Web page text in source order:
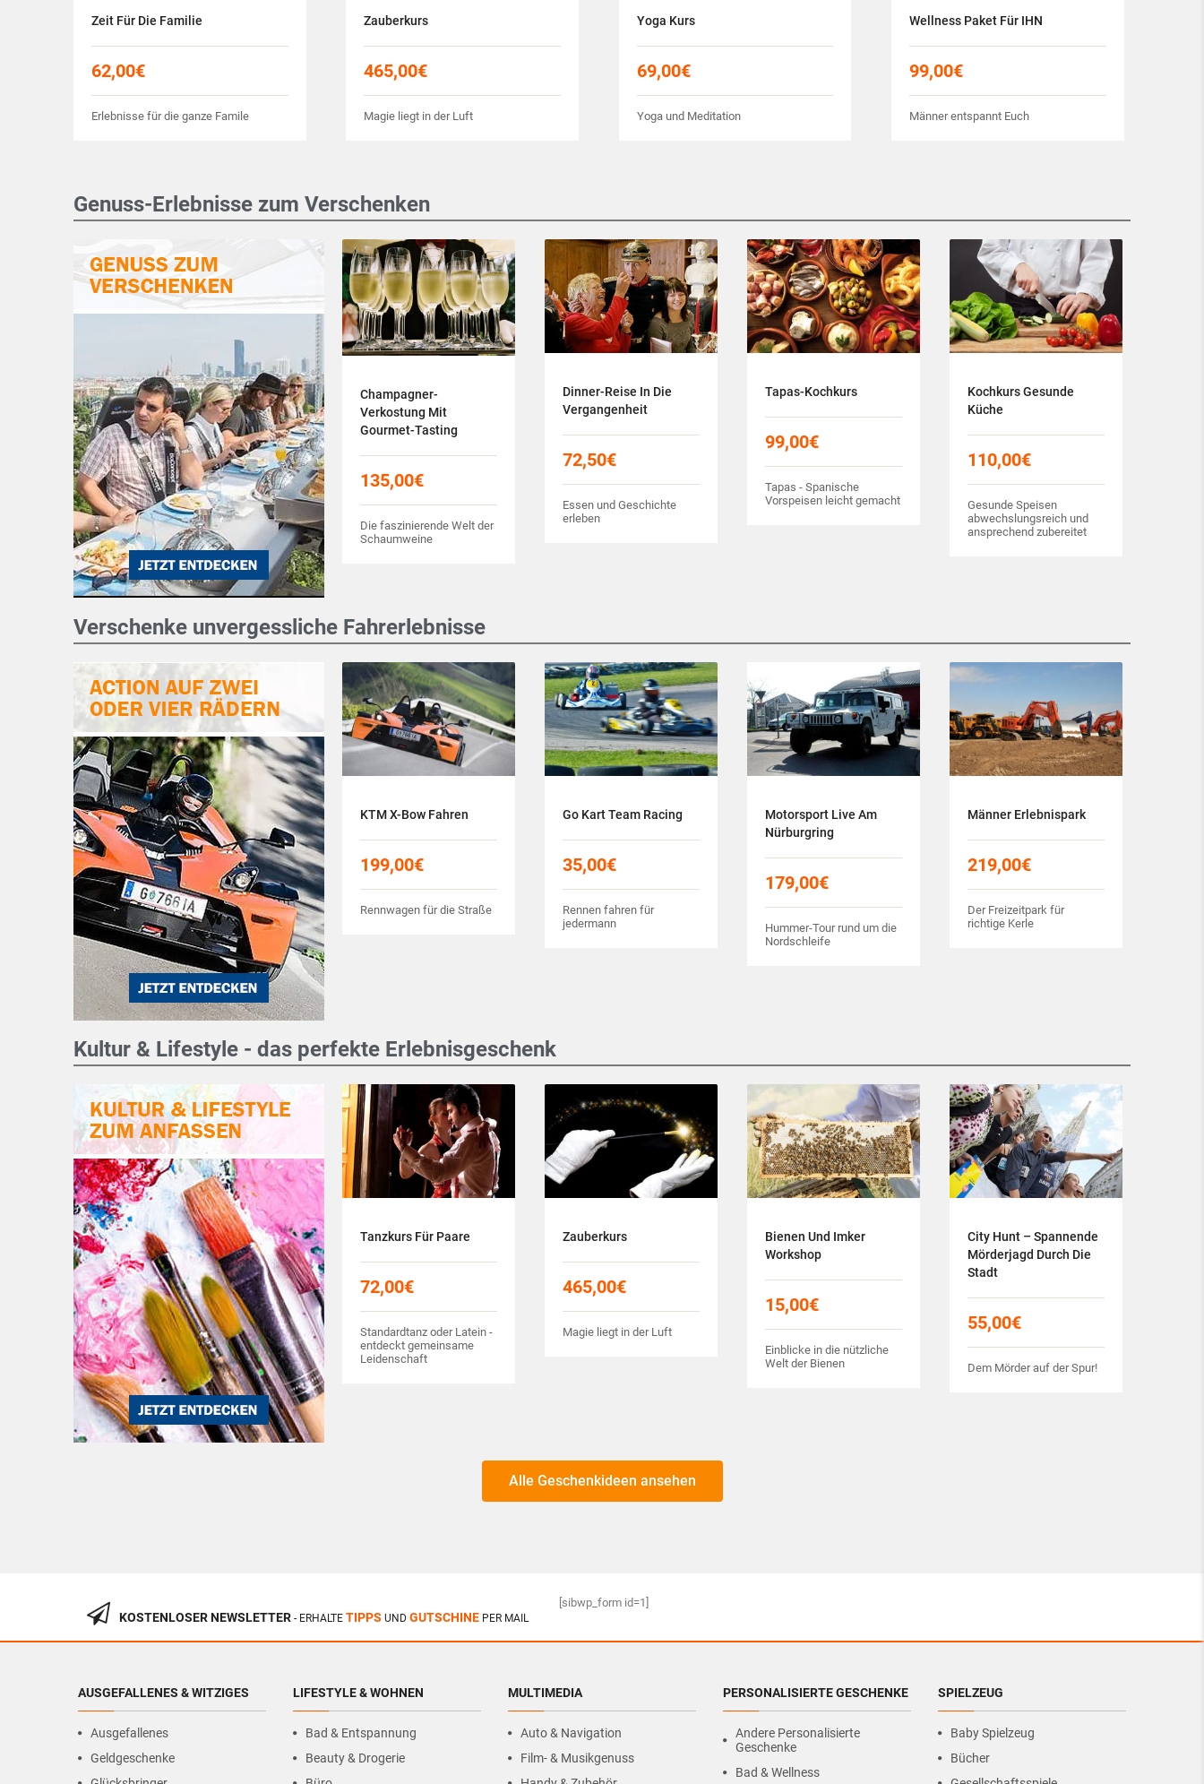
Zeit Für Die Familie
62,00€
Erlebnisse für die ganze Famile
Zauberkurs
465,00€
Magie liegt in der Luft
Yoga Kurs
69,00€
Yoga und Meditation
Wellness Paket Für IHN
99,00€
Männer entspannt Euch
Genuss-Erlebnisse zum Verschenken
Champagner-
Verkostung Mit
Gourmet-Tasting
135,00€
Die faszinierende Welt der
Schaumweine
Dinner-Reise In Die
Vergangenheit
72,50€
Essen und Geschichte
erleben
Tapas-Kochkurs
99,00€
Tapas - Spanische
Vorspeisen leicht gemacht
Kochkurs Gesunde
Küche
110,00€
Gesunde Speisen
abwechslungsreich und
ansprechend zubereitet
Verschenke unvergessliche Fahrerlebnisse
KTM X-Bow Fahren
199,00€
Rennwagen für die Straße
Go Kart Team Racing
35,00€
Rennen fahren für
jedermann
Motorsport Live Am
Nürburgring
179,00€
Hummer-Tour rund um die
Nordschleife
Männer Erlebnispark
219,00€
Der Freizeitpark für
richtige Kerle
Kultur & Lifestyle - das perfekte Erlebnisgeschenk
Tanzkurs Für Paare
72,00€
Standardtanz oder Latein -
entdeckt gemeinsame
Leidenschaft
Zauberkurs
465,00€
Magie liegt in der Luft
Bienen Und Imker
Workshop
15,00€
Einblicke in die nützliche
Welt der Bienen
City Hunt – Spannende
Mörderjagd Durch Die
Stadt
55,00€
Dem Mörder auf der Spur!
Alle Geschenkideen ansehen
KOSTENLOSER NEWSLETTER - ERHALTE TIPPS UND GUTSCHINE PER MAIL
[sibwp_form id=1]
AUSGEFALLENES & WITZIGES
Ausgefallenes
Geldgeschenke
LIFESTYLE & WOHNEN
Bad & Entspannung
Beauty & Drogerie
MULTIMEDIA
Auto & Navigation
Film- & Musikgenuss
PERSONALISIERTE GESCHENKE
Andere Personalisierte
Geschenke
Bad & Wellness
SPIELZEUG
Baby Spielzeug
Bücher